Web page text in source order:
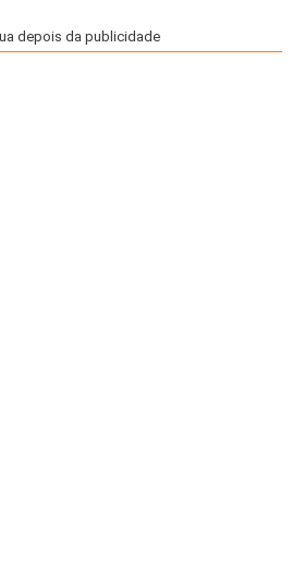
depois da publicidade